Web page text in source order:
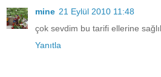
mine 21 Eylül 2010 11:48
çok sevdim bu tarifi ellerine
Yanıtla